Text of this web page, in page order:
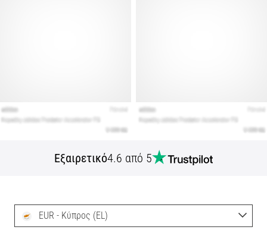
Εξαιρετικό4.6 από 5
EUR - Κύπρος (EL)